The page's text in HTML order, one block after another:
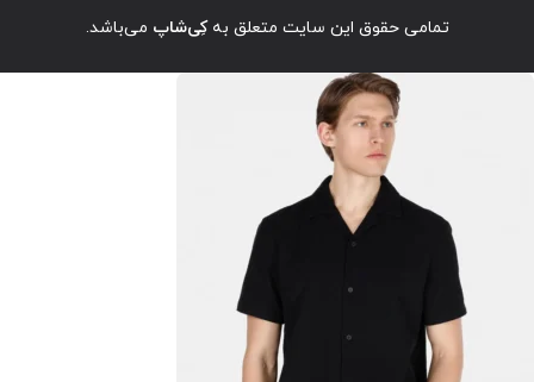
تمامی حقوق این سایت متعلق بهکِی‌شاپ می‌باشد.